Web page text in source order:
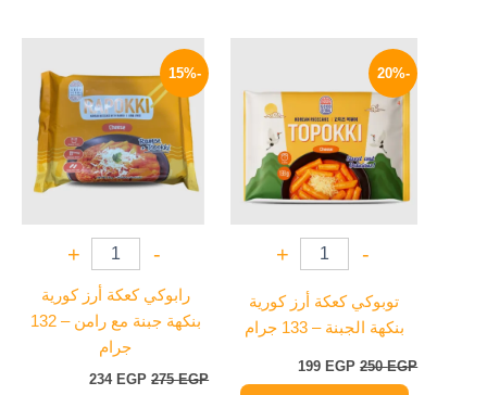
-20%
-
+
توبوكي كعكة أرز كورية
بنكهة الجبنة – 133 جرام
250EGP
199 EGP
199 EGP.
-15%
-
+
رابوكي كعكة أرز كورية
بنكهة جبنة مع رامن – 132
جرام
275EGP
هو:
275 EGP.
234 EGP
هو:
234 EGP.